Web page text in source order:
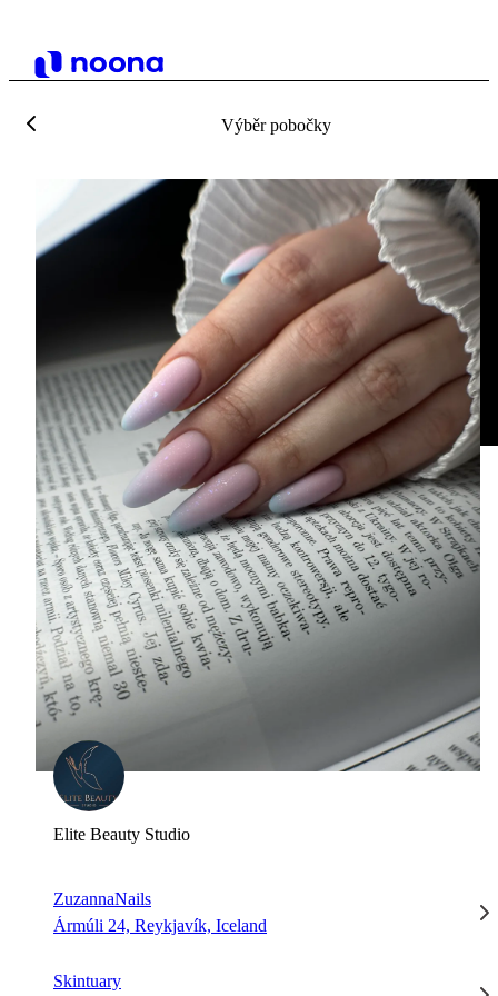
Výběr pobočky
Elite Beauty Studio
ZuzannaNails
Ármúli 24, Reykjavík, Iceland
Skintuary